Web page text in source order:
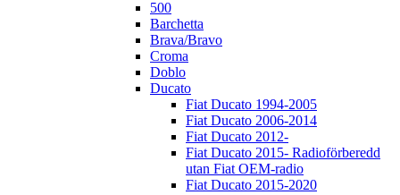
500
Barchetta
Brava/Bravo
Croma
Doblo
Ducato
Fiat Ducato 1994-2005
Fiat Ducato 2006-2014
Fiat Ducato 2012-
Fiat Ducato 2015- Radioförberedd
utan Fiat OEM-radio
Fiat Ducato 2015-2020